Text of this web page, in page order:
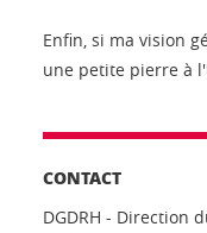
Enfin, si ma vision
une petite pierre à
CONTACT
DGDRH - Direction